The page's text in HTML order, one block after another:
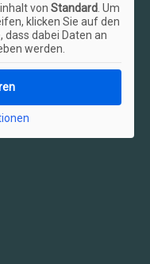
von Standard . Um
klicken Sie auf den
dabei Daten an
werden.